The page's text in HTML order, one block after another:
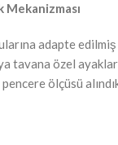
Mekanizması
adapte
tavana özel
ölçüsü